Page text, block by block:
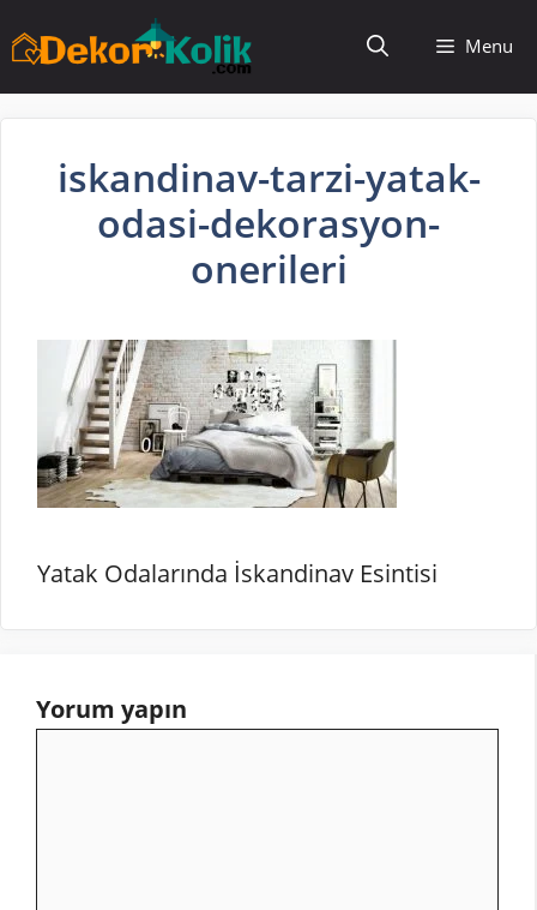
atla
Menu
iskandinav-tarzi-yatak-
odasi-dekorasyon-
onerileri
Yatak Odalarında İskandinav Esintisi
Yorum yapın